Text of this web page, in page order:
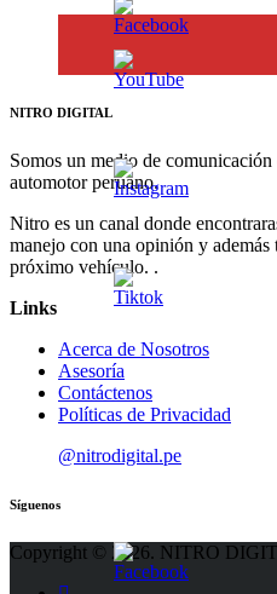
NITRO DIGITAL
Somos un medio de
automotor peruano.
Nitro es un canal donde
manejo con una opinión y además
próximo vehículo. .
Links
Acerca de Nosotros
Asesoría
Contáctenos
Políticas de Privacidad
@nitrodigital.pe
Síguenos
Copyright © 2026. NITRO